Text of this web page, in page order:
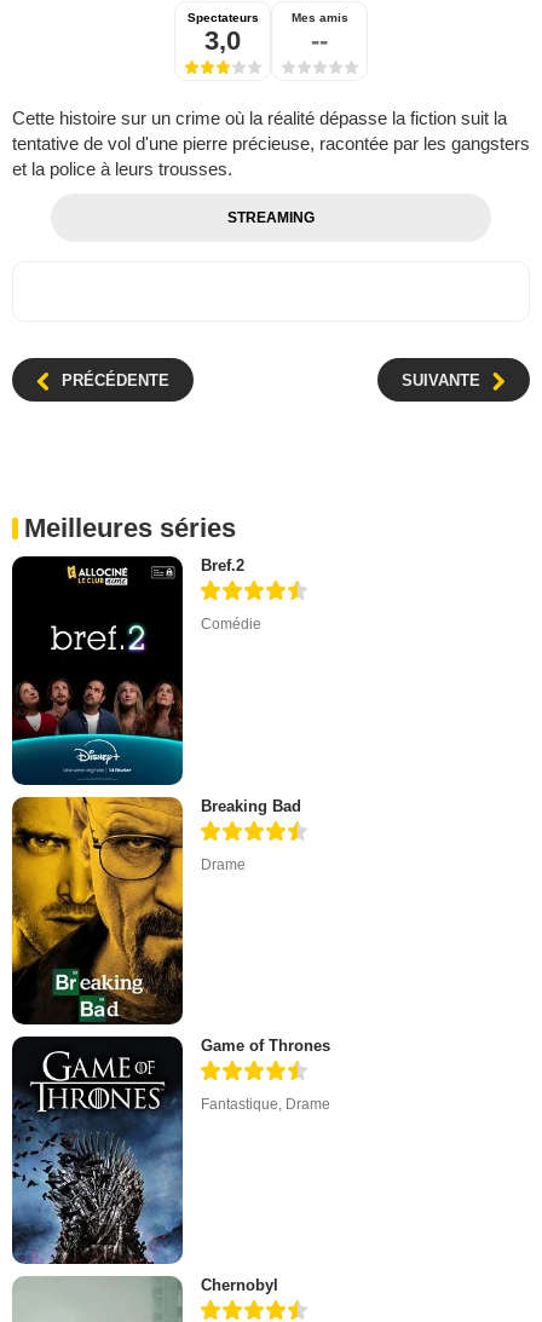
Spectateurs
3,0
Mes amis
--
Cette histoire sur un crime où la réalité dépasse la fiction suit la
tentative de vol d'une pierre précieuse, racontée par les gangsters
et la police à leurs trousses.
STREAMING
PRÉCÉDENTE SUIVANTE
Meilleures séries
Bref.2
Comédie
Breaking Bad
Drame
Game of Thrones
Fantastique, Drame
Chernobyl